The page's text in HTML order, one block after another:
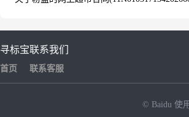
寻标宝
首页
联系我们
联系客服
© Baidu 使